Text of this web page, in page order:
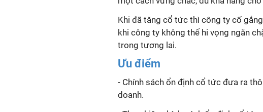
Khi đã tăng cổ tức thì công ty cố
khi công ty không thể hi vọng ngăn
trong tương lai.
Ưu điểm
- Chính sách ổn định cổ tức đưa ra
doanh.